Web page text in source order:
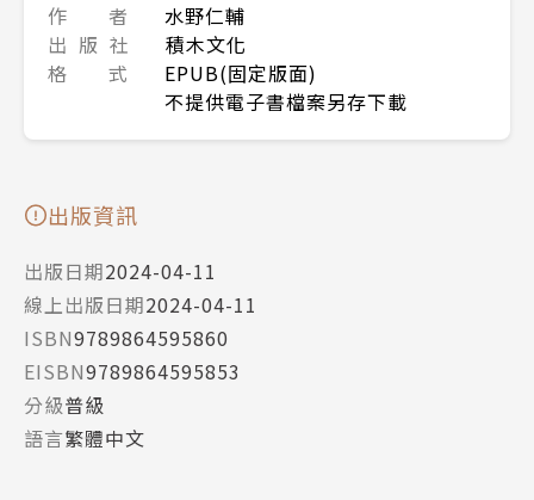
作 者
水野仁輔
出 版 社
積木文化
格 式
EPUB(固定版面)
不提供電子書檔案另存下載
出版資訊
出版日期2024-04-11
線上出版日期2024-04-11
ISBN9789864595860
EISBN9789864595853
分級普級
語言繁體中文